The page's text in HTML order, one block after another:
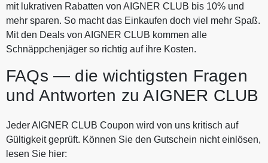
mit lukrativen Rabatten von AIGNER CLUB bis 10% und
mehr sparen. So macht das Einkaufen doch viel mehr Spaß.
Mit den Deals von AIGNER CLUB kommen alle
Schnäppchenjäger so richtig auf ihre Kosten.
FAQs — die wichtigsten Fragen
und Antworten zu AIGNER CLUB
Jeder AIGNER CLUB Coupon wird von uns kritisch auf
Gültigkeit geprüft. Können Sie den Gutschein nicht einlösen,
lesen Sie hier: